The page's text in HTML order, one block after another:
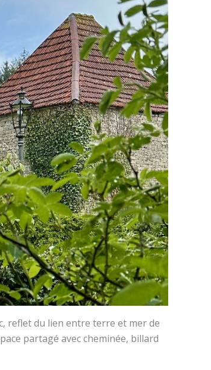
reflet du lien entre terre et mer de
partagé avec cheminée, billard